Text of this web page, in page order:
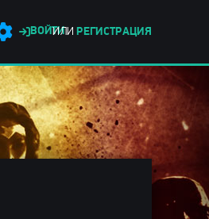
ВОЙТИ
ИЛИ РЕГИСТРАЦИЯ